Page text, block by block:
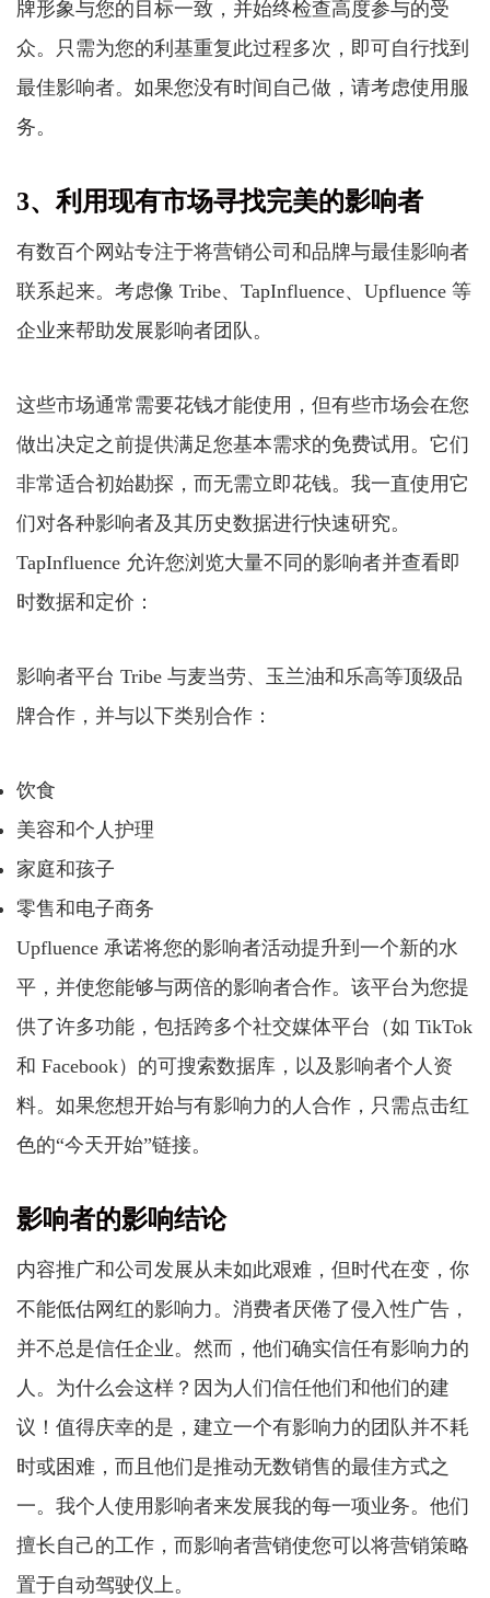
牌形象与您的目标一致，并始终检查高度参与的受
众。只需为您的利基重复此过程多次，即可自行找到
最佳影响者。如果您没有时间自己做，请考虑使用服
务。
3、利用现有市场寻找完美的影响者
有数百个网站专注于将营销公司和品牌与最佳影响者
联系起来。考虑像 Tribe、TapInfluence、Upfluence 等
企业来帮助发展影响者团队。
这些市场通常需要花钱才能使用，但有些市场会在您
做出决定之前提供满足您基本需求的免费试用。它们
非常适合初始勘探，而无需立即花钱。我一直使用它
们对各种影响者及其历史数据进行快速研究。
TapInfluence 允许您浏览大量不同的影响者并查看即
时数据和定价：
影响者平台 Tribe 与麦当劳、玉兰油和乐高等顶级品
牌合作，并与以下类别合作：
饮食
美容和个人护理
家庭和孩子
零售和电子商务
Upfluence 承诺将您的影响者活动提升到一个新的水
平，并使您能够与两倍的影响者合作。该平台为您提
供了许多功能，包括跨多个社交媒体平台（如 TikTok
和 Facebook）的可搜索数据库，以及影响者个人资
料。如果您想开始与有影响力的人合作，只需点击红
色的“今天开始”链接。
影响者的影响结论
内容推广和公司发展从未如此艰难，但时代在变，你
不能低估网红的影响力。消费者厌倦了侵入性广告，
并不总是信任企业。然而，他们确实信任有影响力的
人。为什么会这样？因为人们信任他们和他们的建
议！值得庆幸的是，建立一个有影响力的团队并不耗
时或困难，而且他们是推动无数销售的最佳方式之
一。我个人使用影响者来发展我的每一项业务。他们
擅长自己的工作，而影响者营销使您可以将营销策略
置于自动驾驶仪上。